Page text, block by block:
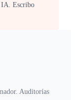
IA. Escribo
Auditorías